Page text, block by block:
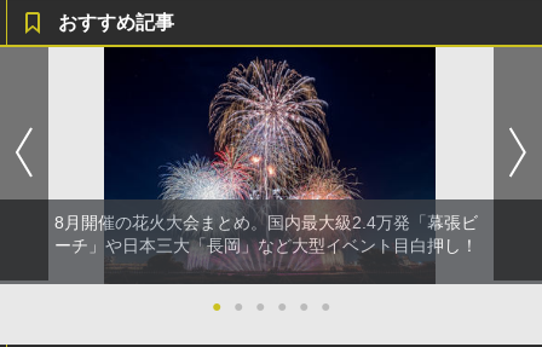
おすすめ記事
8月開催の花火大会まとめ。国内最大級2.4万発「幕張ビ
ーチ」や日本三大「長岡」など大型イベント目白押し！
● ● ● ● ● ●